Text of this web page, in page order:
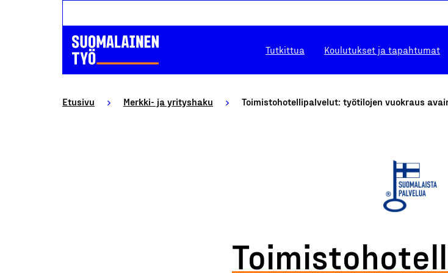
Tutkittua Koulutukset ja tapahtumat
Etusivu Merkki- ja yrityshaku Toimistohotellipalvelut: työtilojen vuokraus